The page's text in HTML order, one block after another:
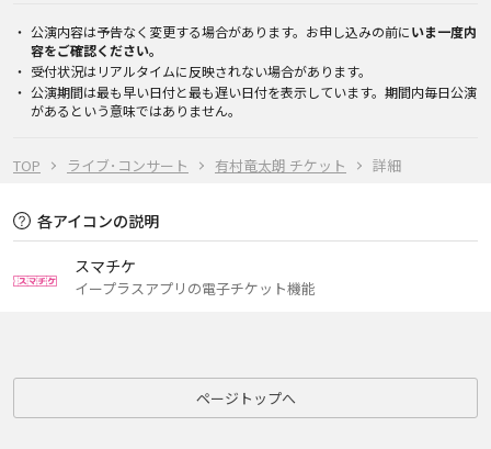
TOP ライブ･コンサート 有村竜太朗 チケット 詳細
公演内容は予告なく変更する場合があります。お申し込みの前にいま一度内
容をご確認ください。
受付状況はリアルタイムに反映されない場合があります。
公演期間は最も早い日付と最も遅い日付を表示しています。期間内毎日公演
があるという意味ではありません。
各アイコンの説明
スマチケ
イープラスアプリの電子チケット機能
ページトップへ